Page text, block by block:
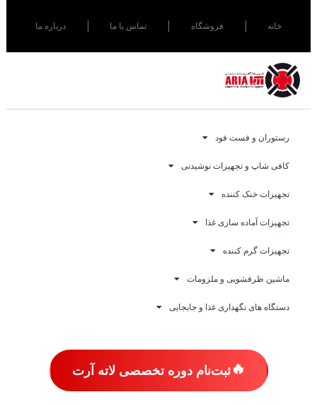
خانه فروشگاه تماس با ما درباره ما
رستوران و فست فود
کافی شاپ و تجهیزات نوشیدنی
تجهیزات خنک کننده
تجهیزات آماده سازی غذا
تجهیزات گرم کننده
ماشین ظرفشویی و ملزومات
دستگاه های نگهداری غذا و جابجایی
🔥ثبت‌نام دوره تخصصی لاته آرت